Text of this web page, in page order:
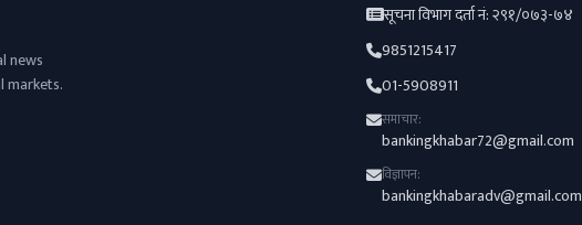
news
markets.
सूचना विभाग दर्ता नं: २९१/०७३-७४
9851215417
01-5908911
समाचार:
bankingkhabar72@gmail.com
विज्ञापन:
bankingkhabaradv@gmail.com